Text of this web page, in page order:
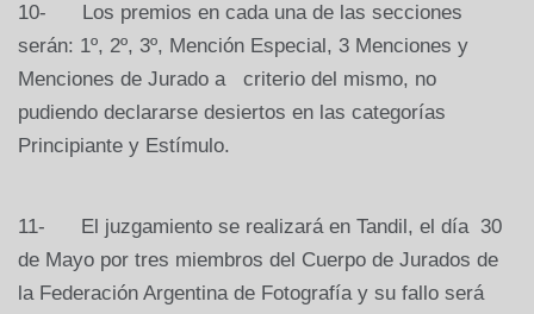
10- Los premios en cada una de las secciones
serán: 1º, 2º, 3º, Mención Especial, 3 Menciones y
Menciones de Jurado a criterio del mismo, no
pudiendo declararse desiertos en las categorías
Principiante y Estímulo.
11- El juzgamiento se realizará en Tandil, el día 30
de Mayo por tres miembros del Cuerpo de Jurados de
la Federación Argentina de Fotografía y su fallo será